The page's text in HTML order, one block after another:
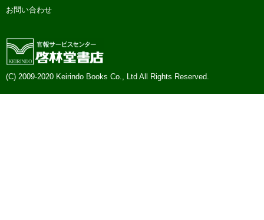
お問い合わせ
(C) 2009-2020 Keirindo Books Co., Ltd All Rights Reserved.